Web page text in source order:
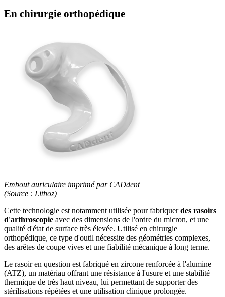
En chirurgie orthopédique
Embout auriculaire imprimé par CADdent
(Source : Lithoz)
Cette technologie est notamment utilisée pour fabriquerdes rasoirs
d'arthroscopie avec des dimensions de l'ordre du micron, et une
qualité d'état de surface très élevée. Utilisé en chirurgie
orthopédique, ce type d'outil nécessite des géométries complexes,
des arêtes de coupe vives et une fiabilité mécanique à long terme.
Le rasoir en question est fabriqué en zircone renforcée à l'alumine
(ATZ), un matériau offrant une résistance à l'usure et une stabilité
thermique de très haut niveau, lui permettant de supporter des
stérilisations répétées et une utilisation clinique prolongée.